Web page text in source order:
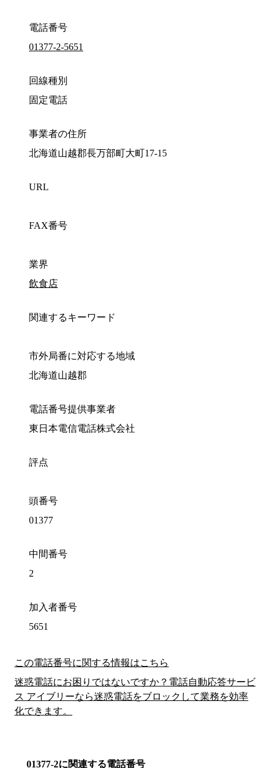
電話番号
01377-2-5651
回線種別
固定電話
事業者の住所
北海道山越郡長万部町大町17-15
URL
FAX番号
業界
飲食店
関連するキーワード
市外局番に対応する地域
北海道山越郡
電話番号提供事業者
東日本電信電話株式会社
評点
頭番号
01377
中間番号
2
加入者番号
5651
この電話番号に関する情報はこちら
迷惑電話にお困りではないですか？電話自動応答サービ
ス アイブリーなら迷惑電話をブロックして業務を効率
化できます。
01377-2に関連する電話番号